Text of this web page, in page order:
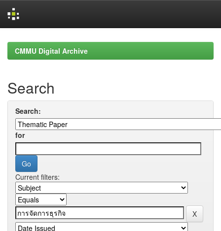
navigationCMMU Digital Archive
Search
Search:
for
Current filters: